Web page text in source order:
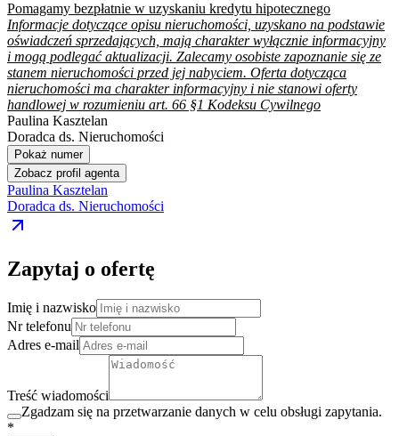
Pomagamy bezpłatnie w uzyskaniu kredytu hipotecznego
Informacje dotyczące opisu nieruchomości, uzyskano na podstawie
oświadczeń sprzedających, mają charakter wyłącznie informacyjny
i mogą podlegać aktualizacji. Zalecamy osobiste zapoznanie się ze
stanem nieruchomości przed jej nabyciem. Oferta dotycząca
nieruchomości ma charakter informacyjny i nie stanowi oferty
handlowej w rozumieniu art. 66 §1 Kodeksu Cywilnego
Paulina Kasztelan
Doradca ds. Nieruchomości
Pokaż numer
Zobacz profil agenta
Paulina Kasztelan
Doradca ds. Nieruchomości
Zapytaj o ofertę
Imię i nazwisko
Nr telefonu
Adres e-mail
Treść wiadomości
Zgadzam się na przetwarzanie danych w celu obsługi zapytania.
*